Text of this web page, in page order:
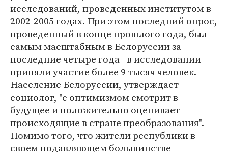
исследований, проведенных институтом в
2002-2005 годах. При этом последний опрос,
проведенный в конце прошлого года, был
самым масштабным в Белоруссии за
последние четыре года - в исследовании
приняли участие более 9 тысяч человек.
Население Белоруссии, утверждает
социолог, "с оптимизмом смотрит в
будущее и положительно оценивает
происходящие в стране преобразования".
Помимо того, что жители республики в
своем подавляющем большинстве